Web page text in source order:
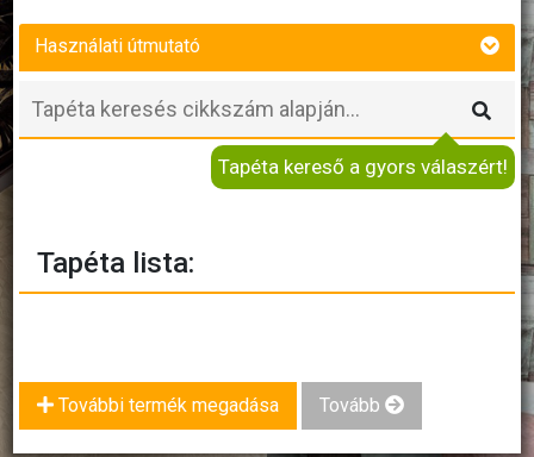
Használati útmutató
Tapéta kereső a gyors válaszért!
Tapéta lista:
További termék megadása Tovább